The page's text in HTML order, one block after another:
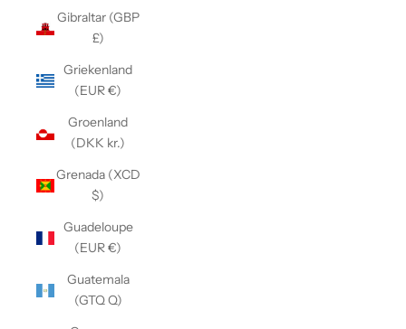
Gibraltar (GBP
£)
Griekenland
(EUR €)
Groenland
(DKK kr.)
Grenada (XCD
$)
Guadeloupe
(EUR €)
Guatemala
(GTQ Q)